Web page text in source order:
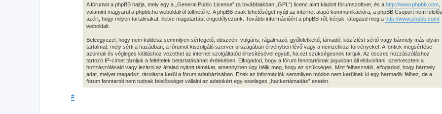
A fórumot a phpBB hajtja, mely egy a „General Public License” (a továbbiakban „GPL”) licenc alatt kiadott fórumszoftver, és a http://www.phpbb.com,
valamint magyarul a phpbb.hu weboldalról tölthető le. A phpBB csak lehetőséget nyújt az internet alapú kommunikációra; a phpBB Csoport nem felelős
azért, hogy milyen tartalmakat, illetve magatartást engedélyezünk. További információért a phpBB-ről, kérjük, látogasd meg a http://www.phpbb.com/
weboldalt.
Beleegyezel, hogy nem küldesz semmilyen sértegető, obszcén, vulgáris, rágalmazó, gyűlöletkeltő, támadó, közízlést sértő vagy bármely más olyan
tartalmat, mely sérti a hazádban, a fórumot kiszolgáló szerver országában érvényben lévő vagy a nemzetközi törvényeket. A fentiek megsértése
azonnali és végleges kitiltáshoz vezethet az internet szolgáltatód értesítésével együtt, ha ezt szükségesnek tartjuk. Az összes hozzászóláshoz
tartozó IP-címet tároljuk a feltételek betartatásának érdekében. Elfogadod, hogy a fórum fenntartóinak jogukban áll eltávolítani, szerkeszteni a
hozzászólásaid vagy lezárni az általad nyitott témákat, amennyiben úgy ítélik meg, hogy ez szükséges. Mint felhasználó, elfogadod, hogy bármely
adat, melyet megadsz, tárolásra kerül a fórum adatbázisában. Ezek az információk semmilyen módon nem kerülnek ki egy harmadik félhez, de a
fórum fenntartói nem tudnak felelősséget vállalni az adatokért egy esetleges „hackertámadás” esetén.
#